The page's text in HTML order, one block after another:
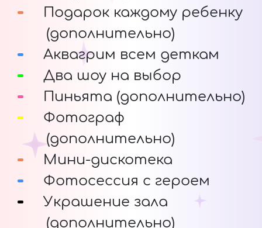
Подарок каждому ребенку
(дополнительно)
Аквагрим всем деткам
Два шоу на выбор
Пиньята (дополнительно)
Фотограф
(дополнительно)
Мини-дискотека
Фотосессия с героем
Украшение зала
(дополнительно)